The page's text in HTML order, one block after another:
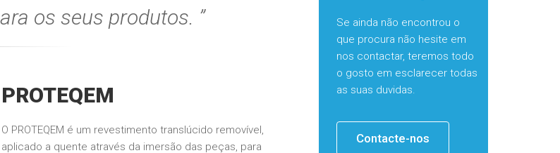
os seus produtos.
PROTEQEM
O PROTEQEM é um revestimento translúcido removível,
aplicado a quente através da imersão das peças, para
Se ainda não encontrou o
que procura não hesite em
nos contactar, teremos todo
o gosto em esclarecer todas
as suas duvidas.
Contacte-nos